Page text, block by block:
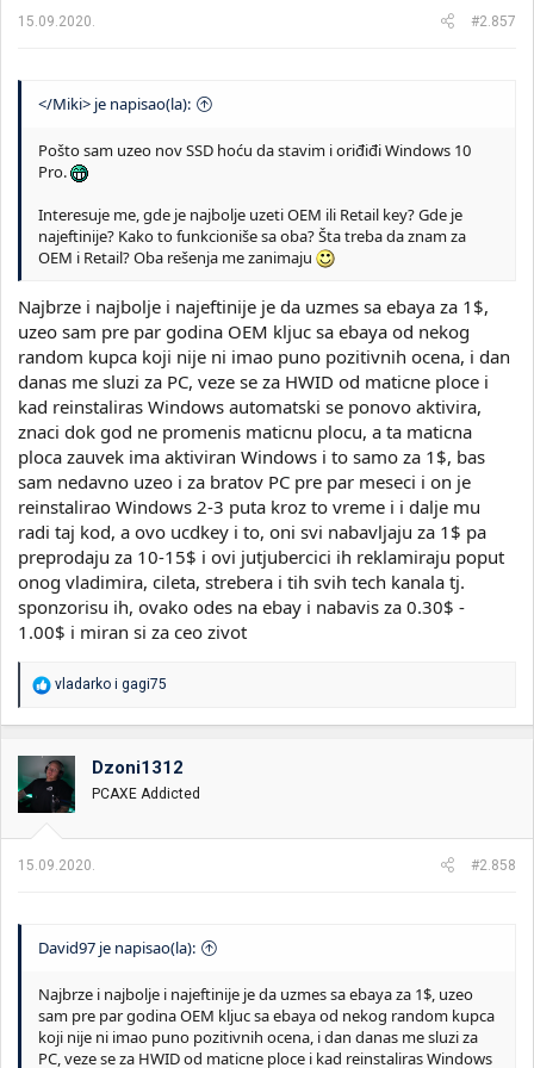
15.09.2020. #2.857
</Miki> je napisao(la):
Pošto sam uzeo nov SSD hoću da stavim i oriđiđi Windows 10
Pro.
Interesuje me, gde je najbolje uzeti OEM ili Retail key? Gde je
najeftinije? Kako to funkcioniše sa oba? Šta treba da znam za
OEM i Retail? Oba rešenja me zanimaju
Najbrze i najbolje i najeftinije je da uzmes sa ebaya za 1$,
uzeo sam pre par godina OEM kljuc sa ebaya od nekog
random kupca koji nije ni imao puno pozitivnih ocena, i dan
danas me sluzi za PC, veze se za HWID od maticne ploce i
kad reinstaliras Windows automatski se ponovo aktivira,
znaci dok god ne promenis maticnu plocu, a ta maticna
ploca zauvek ima aktiviran Windows i to samo za 1$, bas
sam nedavno uzeo i za bratov PC pre par meseci i on je
reinstalirao Windows 2-3 puta kroz to vreme i i dalje mu
radi taj kod, a ovo ucdkey i to, oni svi nabavljaju za 1$ pa
preprodaju za 10-15$ i ovi jutjubercici ih reklamiraju poput
onog vladimira, cileta, strebera i tih svih tech kanala tj.
sponzorisu ih, ovako odes na ebay i nabavis za 0.30$ -
1.00$ i miran si za ceo zivot
R
o
v
a
n
:
vladarko i gagi75
Dzoni1312
PCAXE Addicted
15.09.2020. #2.858
David97 je napisao(la):
Najbrze i najbolje i najeftinije je da uzmes sa ebaya za 1$, uzeo
sam pre par godina OEM kljuc sa ebaya od nekog random kupca
koji nije ni imao puno pozitivnih ocena, i dan danas me sluzi za
PC, veze se za HWID od maticne ploce i kad reinstaliras Windows